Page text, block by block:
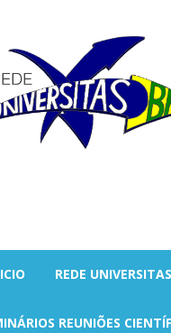
REDE UNIVERSITAS
REUNIÕES